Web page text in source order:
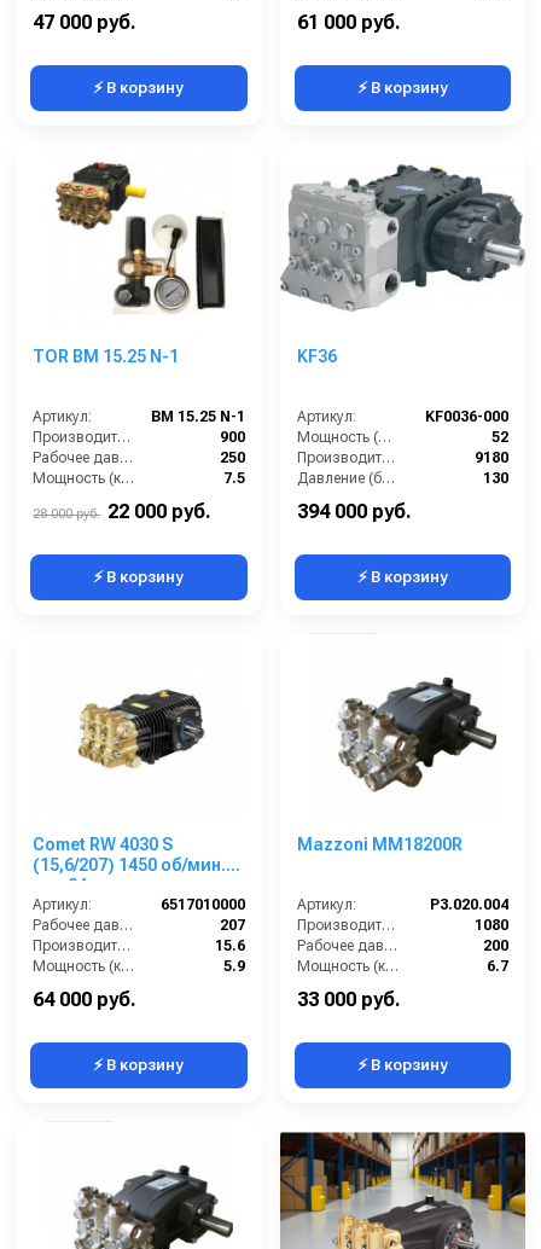
47 000 руб.
⚡ В корзину
Обороты двигателя (об/мин):
61 000 руб.
⚡ В корзину
TOR BM 15.25 N-1
Артикул:
BM 15.25 N-1
Производительность (л/ч):
900
Рабочее давление (бар):
250
Мощность (кВт):
7.5
28 000 руб. 22 000 руб.
⚡ В корзину
KF36
Артикул:
KF0036-000
Мощность (л/с):
52
Производительность (л/ч):
9180
Давление (бар):
130
394 000 руб.
⚡ В корзину
Comet RW 4030 S
(15,6/207) 1450 об/мин.
вал 24мм
Артикул:
6517010000
Рабочее давление (бар):
207
Производительность (л/мин):
15.6
Мощность (кВт):
5.9
Обороты двигателя (об/мин):
64 000 руб.
⚡ В корзину
Mazzoni MM18200R
Артикул:
P3.020.004
Производительность (л/ч):
1080
Рабочее давление (бар):
200
Мощность (кВт):
6.7
33 000 руб.
⚡ В корзину